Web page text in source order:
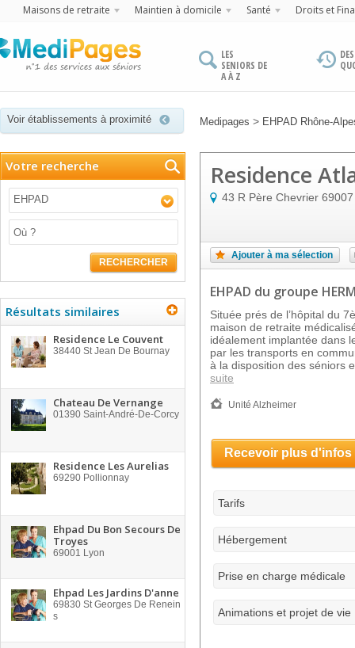
Maisons de retraite Maintien à domicile Santé Droits et
LES
SENIORS DE
A À Z
Voir établissements à proximité Medipages > EHPAD Rhône-
Votre recherche
EHPAD
RECHERCHER
Résultats similaires
Residence Le Couvent
38440 St Jean De Bournay
Chateau De Vernange
01390 Saint-André-De-Corcy
Residence Les Aurelias
69290 Pollionnay
Ehpad Du Bon Secours De
Troyes
69001 Lyon
Ehpad Les Jardins D'anne
69830 St Georges De Renein
s
Residence
43 R Père Chevrier 69007
Ajouter à ma sélection
EHPAD du groupe
Située prés de l’hôpital du
maison de retraite
idéalement implantée dans
par les transports en
à la disposition des séniors
suite
Unité Alzheimer
Recevoir plus d'infos
Tarifs
Hébergement
Prise en charge médicale
Animations et projet de vie